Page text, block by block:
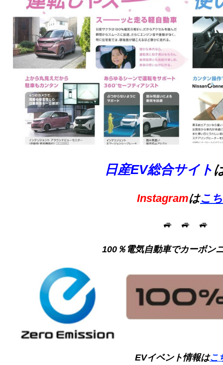
日産EV総合サイト
Instagramはこ
🚙 🚙 🚙
100％電気自動車でカーボン
EVイベント情報はこ